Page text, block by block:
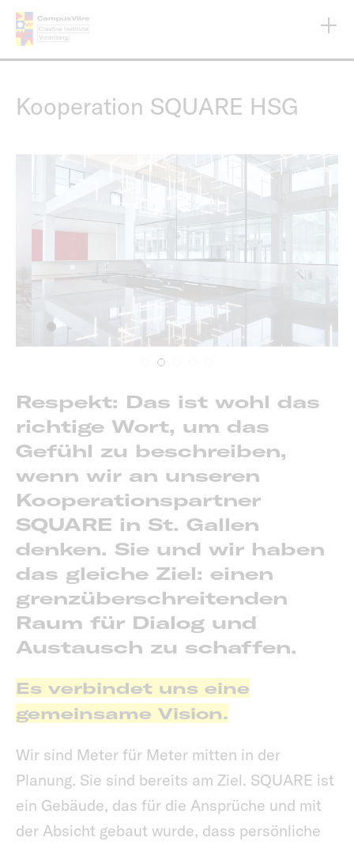
Inhalt
Kooperation SQUARE HSG
Respekt: Das ist wohl das
richtige Wort, um das
Gefühl zu beschreiben,
wenn wir an unseren
Kooperationspartner
SQUARE in St. Gallen
denken. Sie und wir haben
das gleiche Ziel: einen
grenzüberschreitenden
Raum für Dialog und
Austausch zu schaffen.
Es verbindet uns eine
gemeinsame Vision.
Wir sind Meter für Meter mitten in der
Planung. Sie sind bereits am Ziel. SQUARE ist
ein Gebäude, das für die Ansprüche und mit
der Absicht gebaut wurde, dass persönliche